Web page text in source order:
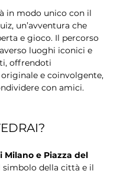
in modo unico con il
un’avventura che
e gioco. Il percorso
luoghi iconici e
offrendoti
originale e coinvolgente,
con amici.
Milano e Piazza del
simbolo della città e il